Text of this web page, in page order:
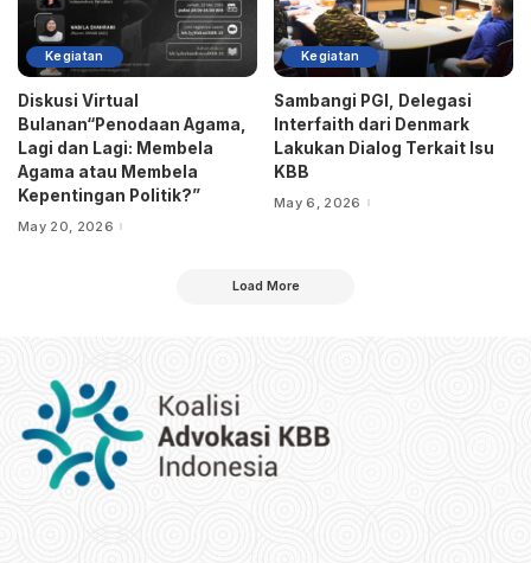
Kegiatan
Diskusi Virtual
Bulanan“Penodaan Agama,
Lagi dan Lagi: Membela
Agama atau Membela
Kepentingan Politik?”
May 20, 2026
Kegiatan
Sambangi PGI, Delegasi
Interfaith dari Denmark
Lakukan Dialog Terkait Isu
KBB
May 6, 2026
Load More